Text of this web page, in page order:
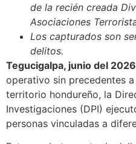
de la recién creada
Asociaciones
Los capturados son
delitos.
​Tegucigalpa, junio del
operativo sin precedentes
territorio hondureño, la
Investigaciones (DPI)
personas vinculadas a